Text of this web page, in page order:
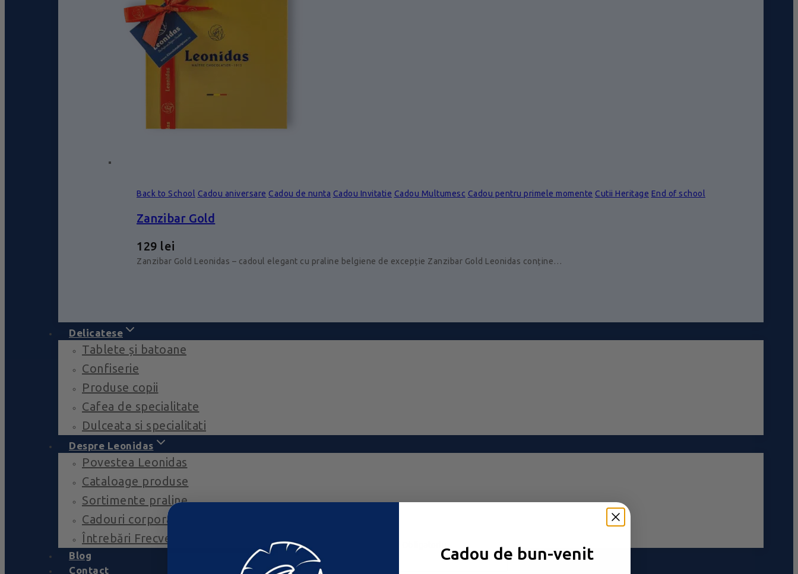
Back to School Cadou aniversare Cadou de nunta Cadou Invitatie Cadou Multumesc Cadou pentru primele momente Cutii Heritage End of school
Zanzibar Gold
129 lei
Zanzibar Gold Leonidas – cadoul elegant cu praline belgiene de excepție Zanzibar Gold Leonidas conține…
Delicatese
Tablete și batoane
Confiserie
Produse copii
Cafea de specialitate
Dulceata si specialitati
Despre Leonidas
Povestea Leonidas
Cataloage produse
Sortimente praline
Cadouri corporate
Întrebări Frecvente
Blog
Contact
Nume utilizator sau email Cadou de bun-venit